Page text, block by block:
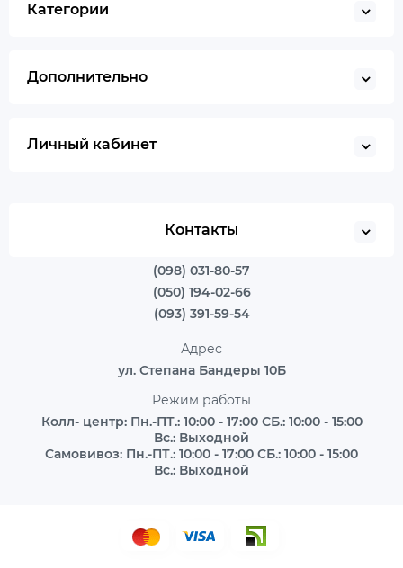
Категории
Дополнительно
Личный кабинет
Контакты
(098) 031-80-57
(050) 194-02-66
(093) 391-59-54
Адрес
ул. Степана Бандеры 10Б
Режим работы
Колл- центр: Пн.-ПТ.: 10:00 - 17:00 СБ.: 10:00 - 15:00
Вс.: Выходной
Самовивоз: Пн.-ПТ.: 10:00 - 17:00 СБ.: 10:00 - 15:00
Вс.: Выходной